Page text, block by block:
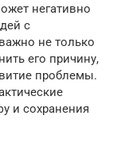
негативно
с
не только
его причину,
проблемы.
и сохранения